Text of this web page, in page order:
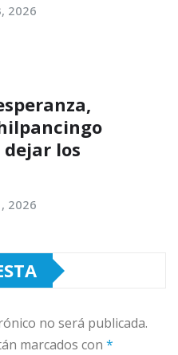
2026
los
2026
no será publicada.
marcados con *